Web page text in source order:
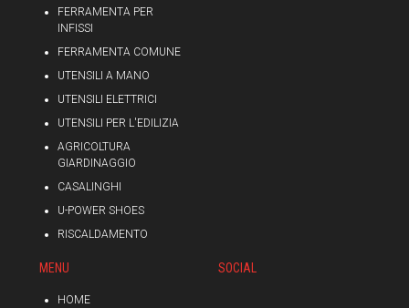
FERRAMENTA PER
INFISSI
FERRAMENTA COMUNE
UTENSILI A MANO
UTENSILI ELETTRICI
UTENSILI PER L'EDILIZIA
AGRICOLTURA
GIARDINAGGIO
CASALINGHI
U-POWER SHOES
RISCALDAMENTO
MENU
HOME
SOCIAL